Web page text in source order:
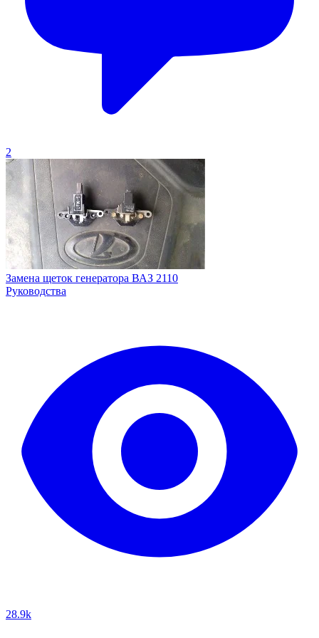
2
Замена щeток генератора ВАЗ 2110
Руководства
28.9k